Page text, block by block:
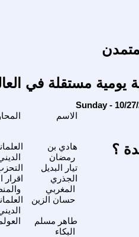
يومية مستقلة في
الاسم
هادي بن
رمضان
؟
تيار البديل
الجذري
المغربي
حسان الزين
طاهر مسلم
البكاء